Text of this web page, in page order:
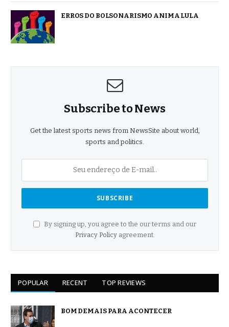
ERROS DO BOLSONARISMO ANIMA LULA
Subscribe to News
Get the latest sports news from NewsSite about world,
sports and politics.
By signing up, you agree to the our terms and our
Privacy Policyagreement.
POPULAR RECENT TOP REVIEWS
BOM DEMAIS PARA ACONTECER